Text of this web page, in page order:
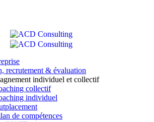
recrutement & évaluation
individuel et collectif
collectif
individuel
de compétences